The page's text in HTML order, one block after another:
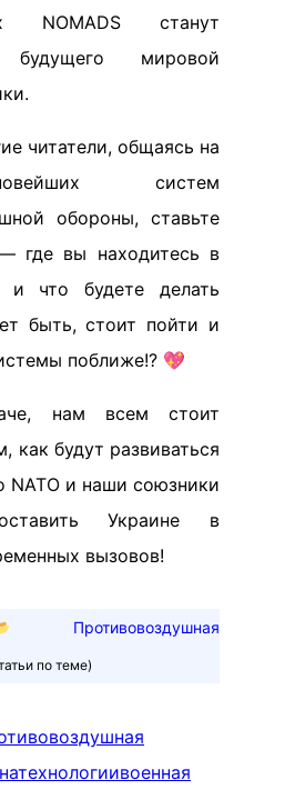
NOMADS станут
будущего мировой
читатели, общаясь на
систем
обороны, ставьте
где вы находитесь в
и что будете делать
быть, стоит пойти и
поближе!? 💖
нам всем стоит
как будут развиваться
NATO и наши союзники
Украине в
вызовов!
Противовоздушная
по теме)
технологиивоенная